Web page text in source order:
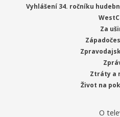
Vyhlášení 34. ročníku
Za
Ztráty a
Život na
O